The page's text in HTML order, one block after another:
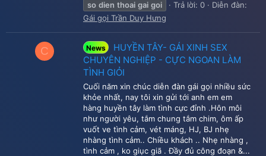
so dien thoai gai goi Trả lời: 0
Diễn đàn:
Gái gọi Trần Duy Hưng
C News
HUYỀN TÂY- GÁI XINH SEX
CHUYÊN NGHIỆP - CỰC NGOAN LÀM
TÌNH GIỎI
Cuối năm xin chúc diễn đàn gái gọi nhiều sức
khỏe nhất, nay tôi xin gửi tới anh em em
hàng huyền tây làm tình cực đỉnh .Hôn môi
như người yêu, tắm chung tắm chim, ôm ấp
vuốt ve tình cảm, vét máng, HJ, BJ nhẹ
nhàng tình cảm.. Chiều khách .. Nhẹ nhàng ,
tình cảm , ko giục giã . Đầy đủ công đoạn &...